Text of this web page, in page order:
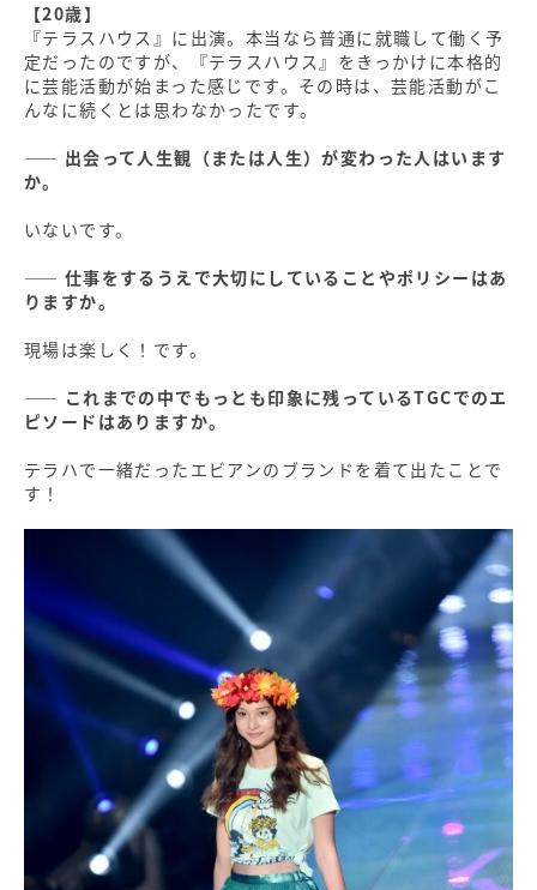
【20歳】
『テラスハウス』に出演。本当なら普通に就職して働く予
定だったのですが、『テラスハウス』をきっかけに本格的
に芸能活動が始まった感じです。その時は、芸能活動がこ
んなに続くとは思わなかったです。
―― 出会って人生観（または人生）が変わった人はいます
か。
いないです。
―― 仕事をするうえで大切にしていることやポリシーはあ
りますか。
現場は楽しく！です。
―― これまでの中でもっとも印象に残っているTGCでのエ
ピソードはありますか。
テラハで一緒だったエビアンのブランドを着て出たことで
す！